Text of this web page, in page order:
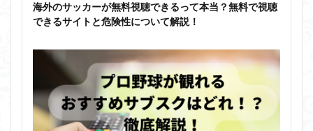
海外のサッカーが無料視聴できるって本当？無料で視聴
できるサイトと危険性について解説！